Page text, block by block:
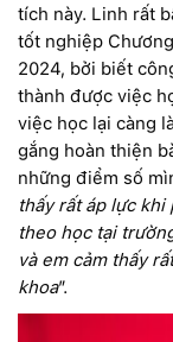
tích này. Linh rất
tốt nghiệp
2024, bởi biết
thành được việc
việc học lại càng
gắng hoàn thiện
những điểm số
thấy rất áp lực khi
theo học tại
và em cảm thấy
khoa”.